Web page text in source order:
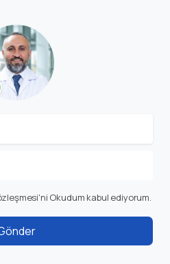
Okudum kabul ediyorum.